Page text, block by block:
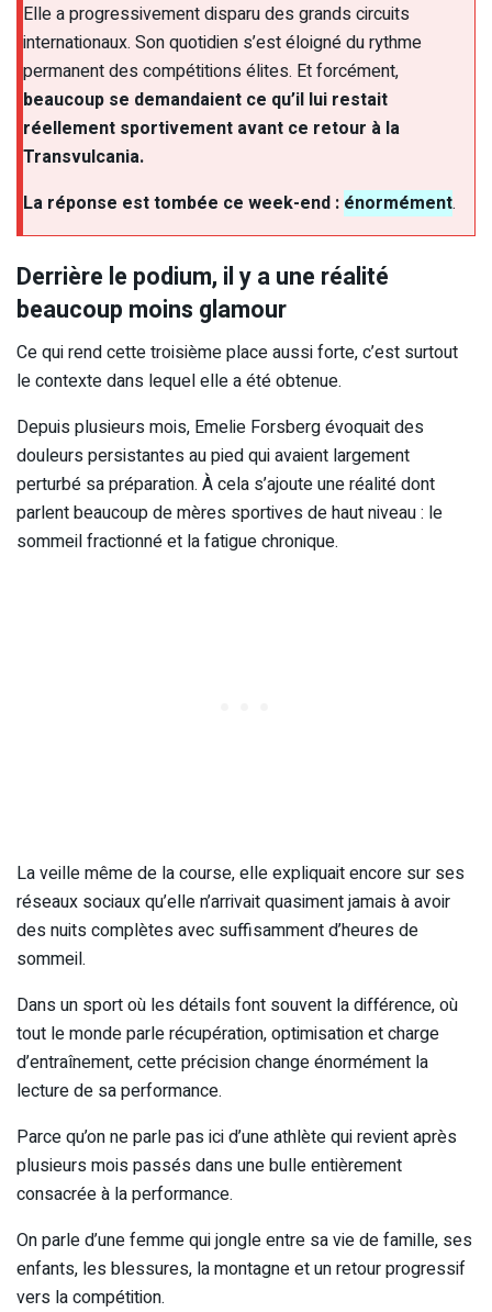
Elle a progressivement disparu des grands circuits
internationaux. Son quotidien s’est éloigné du rythme
permanent des compétitions élites. Et forcément,
beaucoup se demandaient ce qu’il lui restait
réellement sportivement avant ce retour à la
Transvulcania.
La réponse est tombée ce week-end : énormément.
Derrière le podium, il y a une réalité
beaucoup moins glamour
Ce qui rend cette troisième place aussi forte, c’est surtout
le contexte dans lequel elle a été obtenue.
Depuis plusieurs mois, Emelie Forsberg évoquait des
douleurs persistantes au pied qui avaient largement
perturbé sa préparation. À cela s’ajoute une réalité dont
parlent beaucoup de mères sportives de haut niveau : le
sommeil fractionné et la fatigue chronique.
La veille même de la course, elle expliquait encore sur ses
réseaux sociaux qu’elle n’arrivait quasiment jamais à avoir
des nuits complètes avec suffisamment d’heures de
sommeil.
Dans un sport où les détails font souvent la différence, où
tout le monde parle récupération, optimisation et charge
d’entraînement, cette précision change énormément la
lecture de sa performance.
Parce qu’on ne parle pas ici d’une athlète qui revient après
plusieurs mois passés dans une bulle entièrement
consacrée à la performance.
On parle d’une femme qui jongle entre sa vie de famille, ses
enfants, les blessures, la montagne et un retour progressif
vers la compétition.